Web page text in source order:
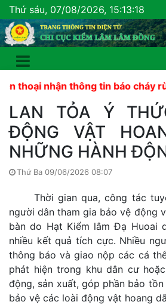
Thứ sáu, 07/08/2026, 15:13:19
nhận thông tin báo cháy rừng
LAN TỎA Ý
ĐỘNG VẬT
NHỮNG HÀNH
Thứ Ba 09/06/2026 08:07
Thời gian qua, công tác
người dân tham gia bảo vệ động
bàn do Hạt Kiểm lâm Đạ Huoai
nhiều kết quả tích cực. Nhiều
thông báo và giao nộp các cá
phát hiện trong khu dân cư
động, sản xuất, góp phần bảo
bảo vệ các loài động vật hoang